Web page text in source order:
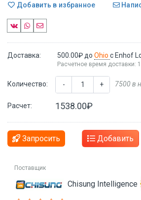
Добавить в избранное
Доставка: 500.00₽ до Ohio с Enhof
Расчетное время доставки:
Количество: - + 7500 в
Расчет: 1538.00₽
Запросить Добавить
Поставщик
Chisung Intelligence